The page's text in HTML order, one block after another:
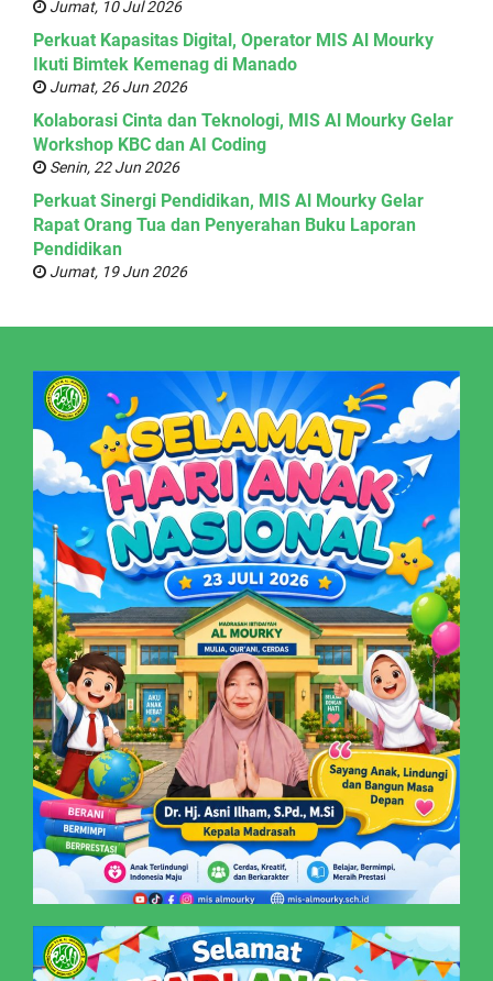
Jumat, 10 Jul 2026
Perkuat Kapasitas Digital, Operator MIS Al Mourky
Ikuti Bimtek Kemenag di Manado
Jumat, 26 Jun 2026
Kolaborasi Cinta dan Teknologi, MIS Al Mourky Gelar
Workshop KBC dan AI Coding
Senin, 22 Jun 2026
Perkuat Sinergi Pendidikan, MIS Al Mourky Gelar
Rapat Orang Tua dan Penyerahan Buku Laporan
Pendidikan
Jumat, 19 Jun 2026